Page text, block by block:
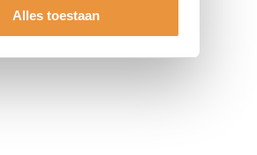
Alles toestaan